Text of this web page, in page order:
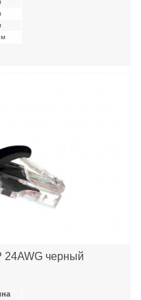
м
24AWG черный